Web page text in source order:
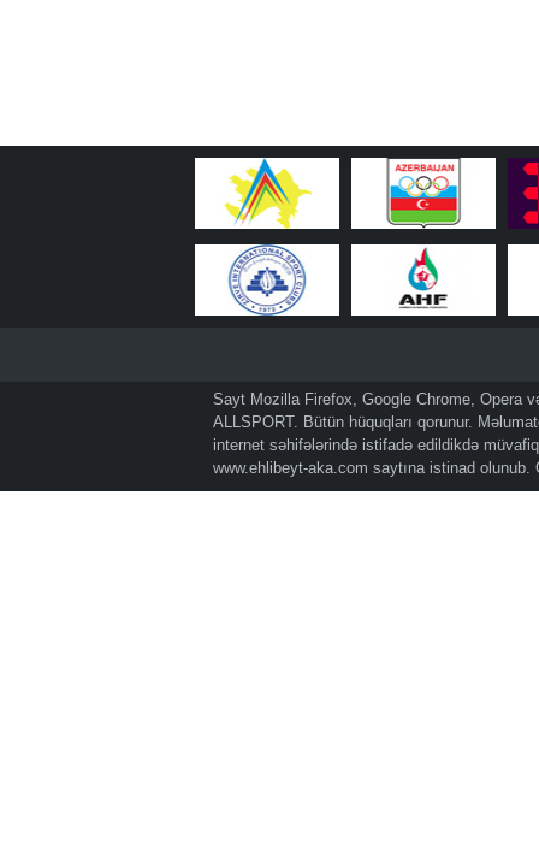
Sayt Mozilla Firefox, Google Chrome, Opera
ALLSPORT. Bütün hüquqları qorunur.
internet səhifələrində istifadə edildikdə
www.ehlibeyt-aka.com saytına istinad olunub.